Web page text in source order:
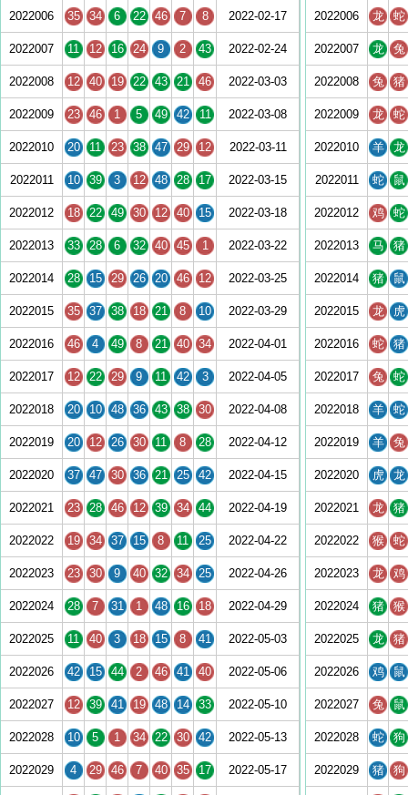
2022006 35 34 6 22 46 7 8 2022-02-17
2022007 11 12 16 24 9 2 43 2022-02-24
2022008 12 40 19 22 43 21 46 2022-03-03
2022009 23 46 1 5 49 42 11 2022-03-08
2022010 20 11 23 38 47 29 12 2022-03-11
2022011 10 39 3 12 48 28 17 2022-03-15
2022012 18 22 49 30 12 40 15 2022-03-18
2022013 33 28 6 32 40 45 1 2022-03-22
2022014 28 15 29 26 20 46 12 2022-03-25
2022015 35 37 38 18 21 8 10 2022-03-29
2022016 46 4 49 8 21 40 34 2022-04-01
2022017 12 22 29 9 11 42 3 2022-04-05
2022018 20 10 48 36 43 38 30 2022-04-08
2022019 20 12 26 30 11 8 28 2022-04-12
2022020 37 47 30 36 21 25 42 2022-04-15
2022021 23 28 46 12 39 34 44 2022-04-19
2022022 19 34 37 15 8 11 25 2022-04-22
2022023 23 30 9 40 32 34 25 2022-04-26
2022024 28 7 31 1 48 16 18 2022-04-29
2022025 11 40 3 18 15 8 41 2022-05-03
2022026 42 15 44 2 46 41 40 2022-05-06
2022027 12 39 41 19 48 14 33 2022-05-10
2022028 10 5 1 34 22 30 42 2022-05-13
2022029 4 29 46 7 40 35 17 2022-05-17
2022006 龙 蛇
2022007 龙 兔
2022008 兔 猪
2022009 龙 蛇
2022010 羊 龙
2022011 蛇 鼠
2022012 鸡 蛇
2022013 马 猪
2022014 猪 鼠
2022015 龙 虎
2022016 蛇 猪
2022017 兔 蛇
2022018 羊 蛇
2022019 羊 兔
2022020 虎 龙
2022021 龙 猪
2022022 猴 蛇
2022023 龙 鸡
2022024 猪 猴
2022025 龙 猪
2022026 鸡 鼠
2022027 兔 鼠
2022028 蛇 狗
2022029 猪 狗